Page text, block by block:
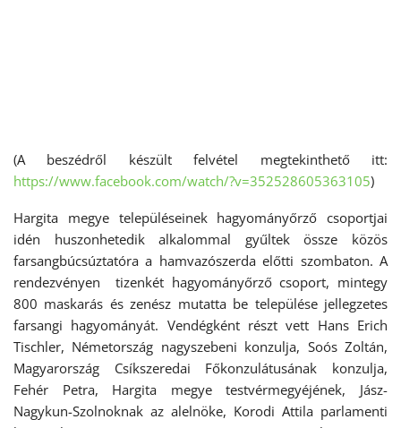
(A beszédről készült felvétel megtekinthető itt:
https://www.facebook.com/watch/?v=352528605363105)
Hargita megye településeinek hagyományőrző csoportjai
idén huszonhetedik alkalommal gyűltek össze közös
farsangbúcsúztatóra a hamvazószerda előtti szombaton. A
rendezvényen tizenkét hagyományőrző csoport, mintegy
800 maskarás és zenész mutatta be települése jellegzetes
farsangi hagyományát. Vendégként részt vett Hans Erich
Tischler, Németország nagyszebeni konzulja, Soós Zoltán,
Magyarország Csíkszeredai Főkonzulátusának konzulja,
Fehér Petra, Hargita megye testvérmegyéjének, Jász-
Nagykun-Szolnoknak az alelnöke, Korodi Attila parlamenti